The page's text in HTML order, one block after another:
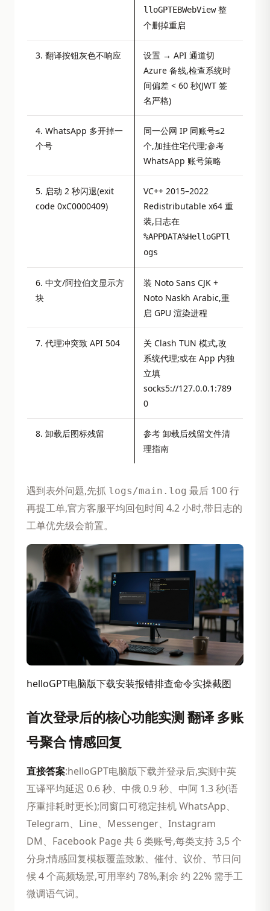
lloGPTEBWebView整
个删掉重启
3. 翻译按钮灰色不响应
设置 → API 通道切
Azure 备线,检查系统时
间偏差 < 60 秒(JWT 签
名严格)
4. WhatsApp 多开掉一
个号
同一公网 IP 同账号≤2
个,加挂住宅代理;参考
WhatsApp 账号策略
5. 启动 2 秒闪退(exit
code 0xC0000409)
VC++ 2015–2022
Redistributable x64 重
装,日志在
%APPDATA%HelloGPTl
ogs
6. 中文/阿拉伯文显示方
块
装 Noto Sans CJK +
Noto Naskh Arabic,重
启 GPU 渲染进程
7. 代理冲突致 API 504
关 Clash TUN 模式,改
系统代理;或在 App 内独
立填
socks5://127.0.0.1:789
0
8. 卸载后图标残留
参考 卸载后残留文件清
理指南
遇到表外问题,先抓 logs/main.log 最后 100 行
再提工单,官方客服平均回包时间 4.2 小时,带日志的
工单优先级会前置。
helloGPT电脑版下载安装报错排查命令实操截图
首次登录后的核心功能实测 翻译 多账
号聚合 情感回复
直接答案:helloGPT电脑版下载并登录后,实测中英
互译平均延迟 0.6 秒、中俄 0.9 秒、中阿 1.3 秒(语
序重排耗时更长);同窗口可稳定挂机 WhatsApp、
Telegram、Line、Messenger、Instagram
DM、Facebook Page 共 6 类账号,每类支持 3,5 个
分身;情感回复模板覆盖致歉、催付、议价、节日问
候 4 个高频场景,可用率约 78%,剩余 约 22% 需手工
微调语气词。